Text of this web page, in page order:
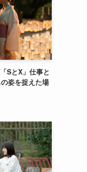
SとX」仕事と
姿を捉えた場